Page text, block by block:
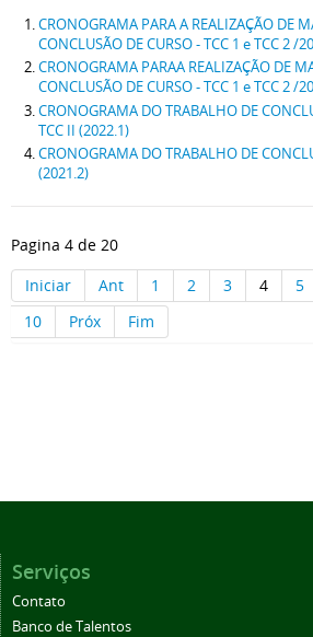
CRONOGRAMA PARA A REALIZAÇÃO DE
CONCLUSÃO DE CURSO - TCC 1 e TCC 2 /
CRONOGRAMA PARAA REALIZAÇÃO DE
CONCLUSÃO DE CURSO - TCC 1 e TCC 2 /
CRONOGRAMA DO TRABALHO DE
TCC II (2022.1)
CRONOGRAMA DO TRABALHO DE
(2021.2)
Pagina 4 de 20
Iniciar
Ant 1 2 3 4 5
10
Próx Fim
Serviços
Contato
Banco de Talentos